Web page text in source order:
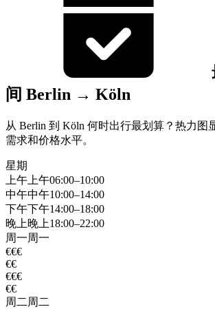
间 Berlin → Köln
从 Berlin 到 Köln 何时出行最划算？热力图
需求和价格水平。
星期
上午 上午06:00–10:00
中午中午10:00–14:00
下午下午14:00–18:00
晚上晚上18:00–22:00
周一周一
€€€
€€
€€€
€€
周二 周二